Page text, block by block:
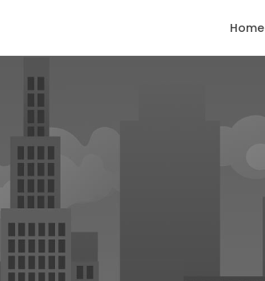
Home